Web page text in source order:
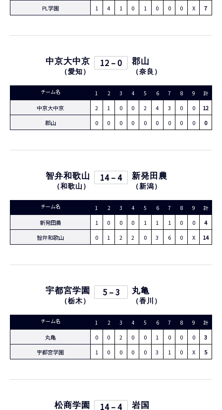
PL学園
1 4 1 0 1 0 0 0 X 7
中京大中京
（愛知 ）
12 – 0 郡山
（奈良 ）
チーム名 1 2 3 4 5 6 7 8 9 計
中京大中京 2 1 0 0 2 4 3 0 0
12
郡山
0 0 0 0 0 0 0 0 0 0
智弁和歌山
（和歌山 ）
14 – 4 新発田農
（新潟 ）
チーム名 1 2 3 4 5 6 7 8 9 計
新発田農 1 0 0 0 1 1 1 0 0
4
智弁和歌山
0 1 2 2 0 3 6 0 X 14
宇都宮学園
（栃木 ）
5 – 3 丸亀
（香川 ）
チーム名 1 2 3 4 5 6 7 8 9 計
丸亀 0 0 2 0 0 1 0 0 0
3
宇都宮学園
1 0 0 0 0 3 1 0 X 5
松商学園 14 – 4 岩国